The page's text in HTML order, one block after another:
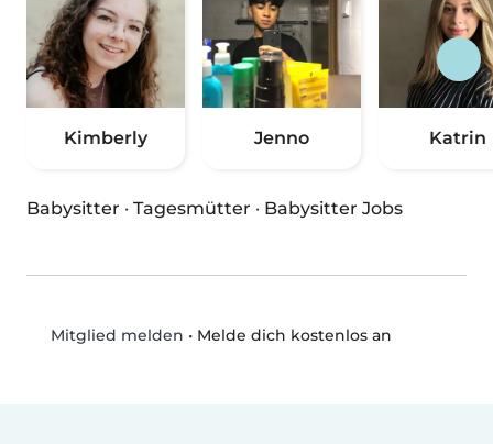
Kimberly Jenno Katrin
Babysitter · Tagesmütter · Babysitter Jobs
Mitglied melden • Melde dich kostenlos an